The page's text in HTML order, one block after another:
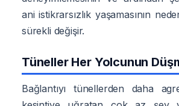
ani istikrarsızlık yaşamasının
sürekli değişir.
Tüneller Her Yolcunun
Bağlantıyı tünellerden daha